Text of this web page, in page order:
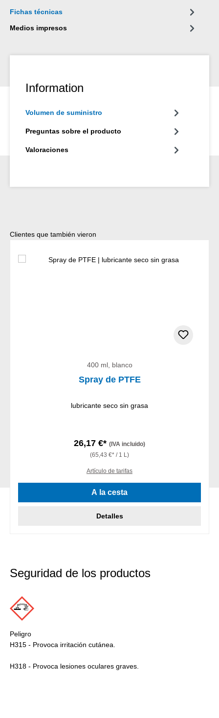
Fichas técnicas
Medios impresos
Information
Volumen de suministro
Preguntas sobre el producto
Valoraciones
Omitir la galería de productos
Clientes que también vieron
400 ml, blanco
Spray de PTFE
lubricante seco sin grasa
26,17 €* (IVA incluido)
(65,43 €* / 1 L)
Artículo de tarifas
A la cesta
Detalles
Seguridad de los productos
Peligro
H315 - Provoca irritación cutánea.
H318 - Provoca lesiones oculares graves.